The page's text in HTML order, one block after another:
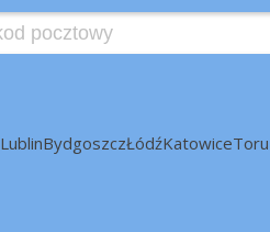
LublinBydgoszczŁódźKatowice